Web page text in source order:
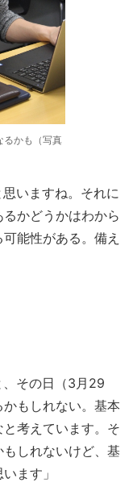
るかも（写真
思いますね。それに
かどうかはわから
能性がある。備え
、その日（3月29
もしれない。基本
考えています。そ
しれないけど、基
ます」